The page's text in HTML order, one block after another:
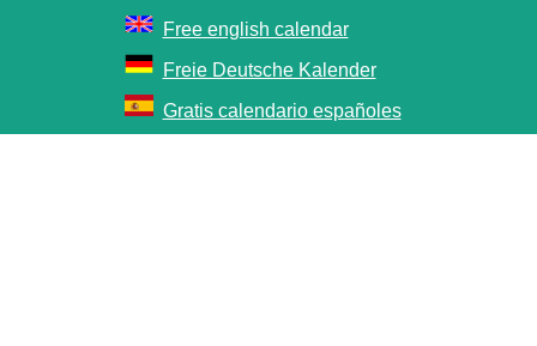
Free english calendar
Freie Deutsche Kalender
Gratis calendario españoles